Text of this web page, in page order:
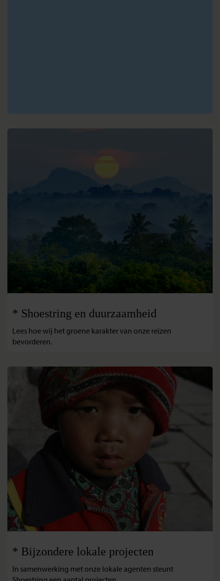
Carmen
* Shoestring en duurzaamheid
Lees hoe wij het groene karakter van onze reizen
bevorderen.
* Bijzondere lokale projecten
In samenwerking met onze lokale agenten steunt